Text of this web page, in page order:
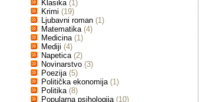
Klasika (1)
Krimi (19)
Ljubavni roman (1)
Matematika (4)
Medicina (1)
Mediji (4)
Napetica (2)
Novinarstvo (3)
Poezija (5)
Politička ekonomija (1)
Politika (8)
Popularna psihologija (10)